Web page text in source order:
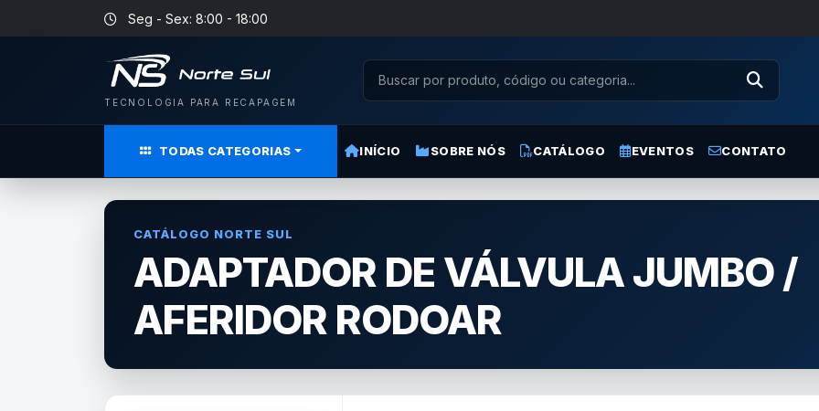
Seg - Sex: 8:00 - 18:00
TECNOLOGIA PARA RECAPAGEM
TODAS CATEGORIAS INÍCIO SOBRE NÓS CATÁLOGO EVENTOS CONTATO
CATÁLOGO NORTE SUL
ADAPTADOR DE VÁLVULA JUMBO /
AFERIDOR RODOAR